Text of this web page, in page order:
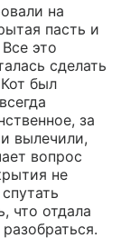
на
пасть и
это
сделать
был
за
вылечили,
вопрос
не
что отдала